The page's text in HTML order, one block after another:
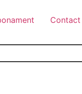
Contact